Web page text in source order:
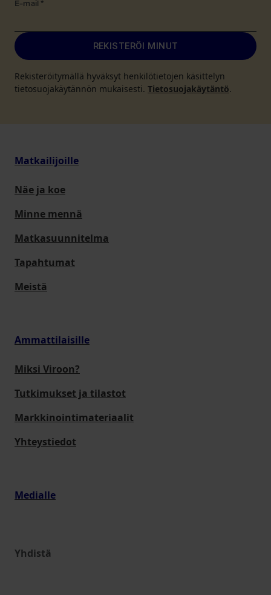
E-mail *
REKISTERÖI MINUT
Rekisteröitymällä hyväksyt henkilötietojen käsittelyn
tietosuojakäytännön mukaisesti. Tietosuojakäytäntö.
Matkailijoille
Näe ja koe
Minne mennä
Matkasuunnitelma
Tapahtumat
Meistä
Ammattilaisille
Miksi Viroon?
Tutkimukset ja tilastot
Markkinointimateriaalit
Yhteystiedot
Medialle
Yhdistä